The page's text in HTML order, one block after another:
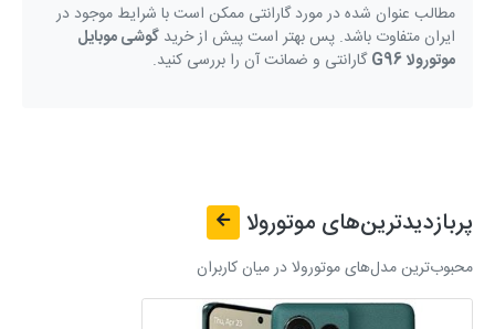
مطالب عنوان شده در مورد گارانتی ممکن است با شرایط موجود در
ایران متفاوت باشد. پس بهتر است پیش از خرید گوشی موبایل
موتورولا G96
گارانتی و ضمانت آن را بررسی کنید.
پربازدیدترین‌های موتورولا
محبوب‌ترین مدل‌های موتورولا در میان کاربران